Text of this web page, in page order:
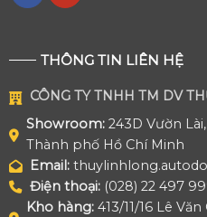
THÔNG TIN LIÊN HỆ
CÔNG TY TNHH TM DV
Showroom: 243D Vườn
Thành phố Hồ Chí Minh
Email:
Điện thoại:(028) 22 497
Kho hàng:413/11/16 Lê